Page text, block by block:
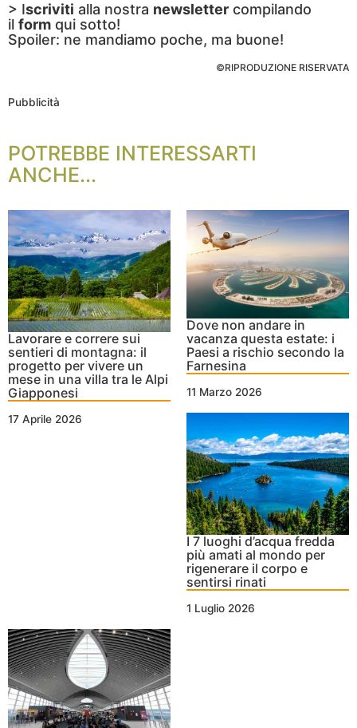
> Iscriviti alla nostra newsletter compilando
il form qui sotto!
Spoiler: ne mandiamo poche, ma buone!
©RIPRODUZIONE RISERVATA
Pubblicità
POTREBBE INTERESSARTI
ANCHE...
Lavorare e correre sui
sentieri di montagna: il
progetto per vivere un
mese in una villa tra le Alpi
Giapponesi
17 Aprile 2026
Dove non andare in
vacanza questa estate: i
Paesi a rischio secondo la
Farnesina
11 Marzo 2026
I 7 luoghi d’acqua fredda
più amati al mondo per
rigenerare il corpo e
sentirsi rinati
1 Luglio 2026